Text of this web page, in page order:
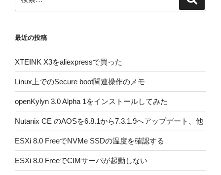
索:
最近の投稿
XTEINK X3をaliexpressで買った
Linux上でのSecure boot関連操作のメモ
openKylyn 3.0 Alpha 1をインストールしてみた
Nutanix CE のAOSを6.8.1から7.3.1.9へアップデート、他
ESXi 8.0 FreeでNVMe SSDの温度を確認する
ESXi 8.0 FreeでCIMサーバが起動しない